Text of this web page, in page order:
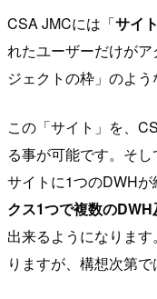
CSA JMCには「サイト
れたユーザーだけが
ジェクトの枠」のよう
この「サイト」を、
る事が可能です。そ
サイトに1つのDWH
クス1つで複数の
出来るようになりま
りますが、構想次第で